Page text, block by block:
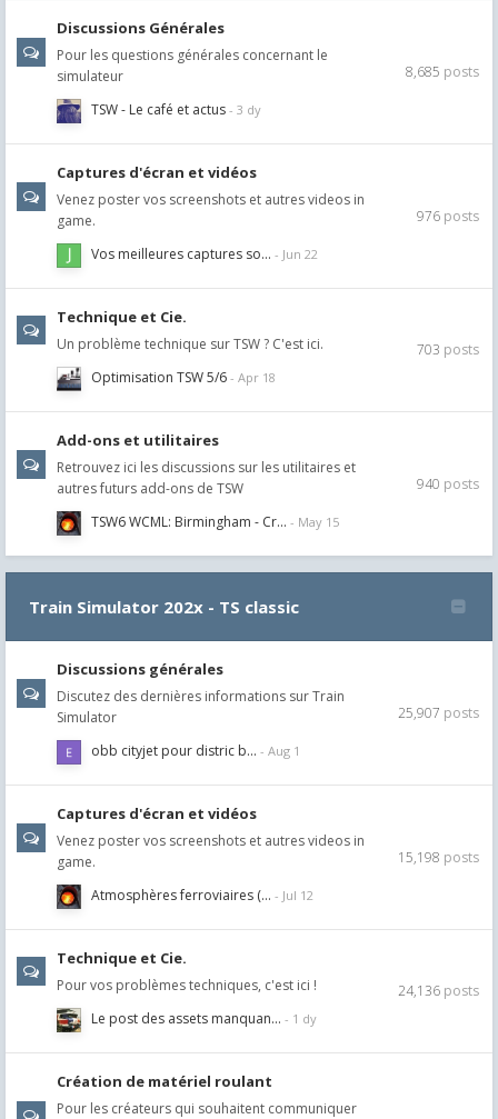
Discussions Générales
Pour les questions générales concernant le
simulateur
8,685 posts
TSW - Le café et actus
Captures d'écran et vidéos
Venez poster vos screenshots et autres videos in
game.
976 posts
Vos meilleures captures so…
Technique et Cie.
Un problème technique sur TSW ? C'est ici. 703 posts
Optimisation TSW 5/6
Add-ons et utilitaires
Retrouvez ici les discussions sur les utilitaires et
autres futurs add-ons de TSW
940 posts
TSW6 WCML: Birmingham - Cr…
Train Simulator 202x - TS classic
Discussions générales
Discutez des dernières informations sur Train
Simulator
25,907 posts
obb cityjet pour distric b…
Captures d'écran et vidéos
Venez poster vos screenshots et autres videos in
game.
15,198 posts
Atmosphères ferroviaires (…
Technique et Cie.
Pour vos problèmes techniques, c'est ici ! 24,136 posts
Le post des assets manquan…
Création de matériel roulant
Pour les créateurs qui souhaitent communiquer